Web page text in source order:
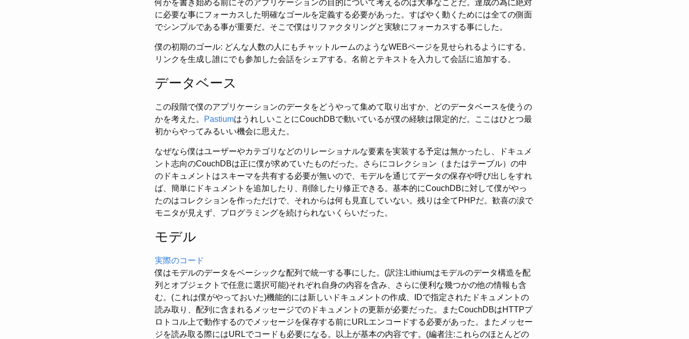
何かを書き始める前にそのアプリケーションの目的について考えるのは大事なことだ。達成の為に絶対
に必要な事にフォーカスした明確なゴールを定義する必要があった。すばやく動くためには全ての側面
でシンプルである事が重要だ。そこで僕はリファクタリングと実験にフォーカスする事にした。
僕の初期のゴール: どんな人数の人にもチャットルームのようなWEBページを見せられるようにする。
リンクを生成し誰にでも参加した会話をシェアする。名前とテキストを入力して会話に追加する。
データベース
この段階で僕のアプリケーションのデータをどうやって集めて取り出すか、どのデータベースを使うの
かを考えた。
PastiumはうれしいことにCouchDBで動いているが僕の経験は限定的だ。ここはひとつ最
初からやってみるいい機会に思えた。
なぜなら僕はユーザーやカテゴリなどのリレーショナルな要素を実装する予定は無かったし、ドキュメ
ント志向のCouchDBは正に僕が求めていたものだった。さらにコレクション（またはテーブル）の中
のドキュメントはスキーマを共有する必要が無いので、モデルを通じてデータの保存や呼び出しをすれ
ば、簡単にドキュメントを追加したり、削除したり修正できる。基本的にCouchDBに対して僕がやっ
たのはコレクションを作っただけで、それからは何も見直していない。残りは全てPHPだ。歓喜の涙で
モニタが見えず、プログラミングを続けられないくらいだった。
モデル
実際のコード
僕はモデルのデータをベーシックな配列で統一する事にした。(訳注:Lithiumはモデルのデータ構造を配
列とオブジェクトで任意に選択可能)それぞれ自身の内容を含み、さらに便利な幾つかの他の情報も含
む。(これは僕がやっておいた)機能的には新しいドキュメントの作成、IDで指定されたドキュメントの
読み取り、配列に含まれるメッセージでのドキュメントの更新が必要だった。またCouchDBはHTTPプ
ロトコル上で動作するのでメッセージを保存する前にURLエンコードする必要があった。またメッセー
ジを読み取る際にはURLでコードも必要になる。以上が基本の内容です。(編者注:これらのほとんどの